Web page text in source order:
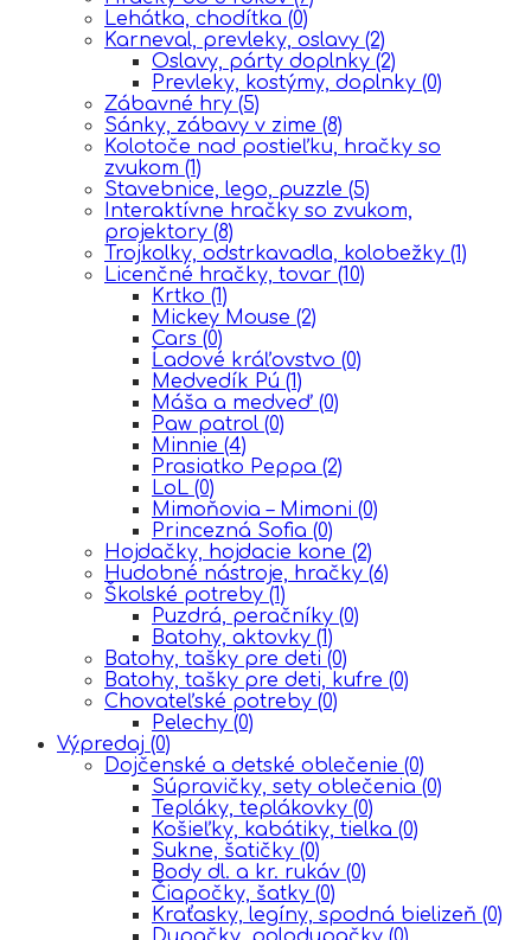
Lehátka, chodítka (0)
Karneval, prevleky, oslavy (2)
Oslavy, párty doplnky (2)
Prevleky, kostýmy, doplnky (0)
Zábavné hry (5)
Sánky, zábavy v zime (8)
Kolotoče nad postieľku, hračky so
zvukom (1)
Stavebnice, lego, puzzle (5)
Interaktívne hračky so zvukom,
projektory (8)
Trojkolky, odstrkavadla, kolobežky (1)
Licenčné hračky, tovar (10)
Krtko (1)
Mickey Mouse (2)
Cars (0)
Ĺadové kráľovstvo (0)
Medvedík Pú (1)
Máša a medveď (0)
Paw patrol (0)
Minnie (4)
Prasiatko Peppa (2)
LoL (0)
Mimoňovia – Mimoni (0)
Princezná Sofia (0)
Hojdačky, hojdacie kone (2)
Hudobné nástroje, hračky (6)
Školské potreby (1)
Puzdrá, peračníky (0)
Batohy, aktovky (1)
Batohy, tašky pre deti (0)
Batohy, tašky pre deti, kufre (0)
Chovateľské potreby (0)
Pelechy (0)
Výpredaj (0)
Dojčenské a detské oblečenie (0)
Súpravičky, sety oblečenia (0)
Tepláky, teplákovky (0)
Košieľky, kabátiky, tielka (0)
Sukne, šatičky (0)
Body dl. a kr. rukáv (0)
Čiapočky, šatky (0)
Kraťasky, legíny, spodná bielizeň (0)